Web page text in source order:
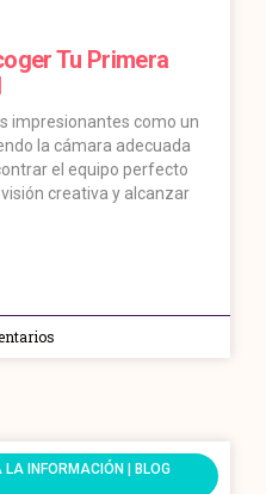
Tu Primera
impresionantes como un
la cámara adecuada
el equipo perfecto
creativa y alcanzar
INFORMACIÓN | BLOG